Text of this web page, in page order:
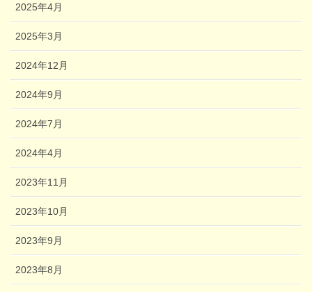
2025年4月
2025年3月
2024年12月
2024年9月
2024年7月
2024年4月
2023年11月
2023年10月
2023年9月
2023年8月